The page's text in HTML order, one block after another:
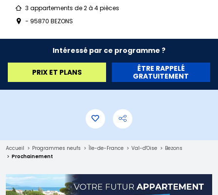
3 appartements de 2 à 4 pièces
- 95870 BEZONS
Intéressé par ce programme ?
PRIX ET PLANS
ÊTRE RAPPELÉ
GRATUITEMENT
Accueil Programmes neufs Île-de-France Val-d'Oise
Bezons
Prochainement